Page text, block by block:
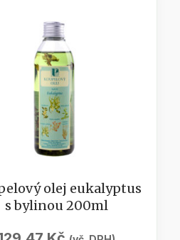
olej eukalyptus
s bylinou 200ml